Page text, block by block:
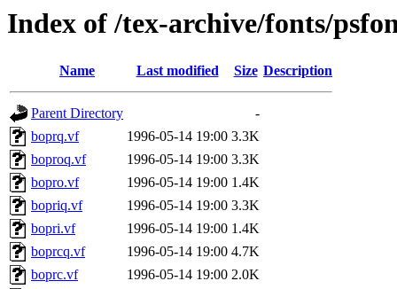
Index of /tex-archive/fonts/
Name Last modified Size Description
Parent Directory
-
boprq.vf
1996-05-14 19:00 3.3K
boproq.vf
1996-05-14 19:00 3.3K
bopro.vf
1996-05-14 19:00 1.4K
bopriq.vf
1996-05-14 19:00 3.3K
bopri.vf
1996-05-14 19:00 1.4K
boprcq.vf
1996-05-14 19:00 4.7K
boprc.vf
1996-05-14 19:00 2.0K